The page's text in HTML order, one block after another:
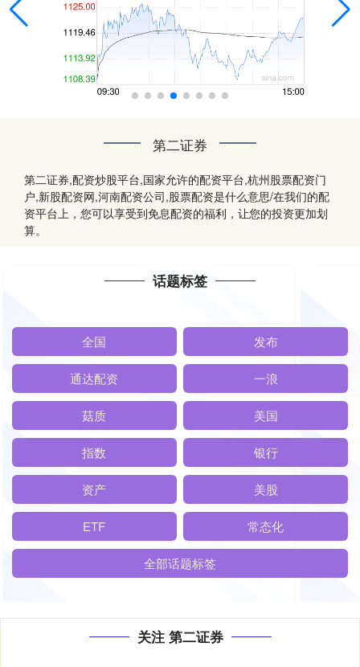
第二证券
第二证券,配资炒股平台,国家允许的配资平台,杭州股票配资门
户,新股配资网,河南配资公司,股票配资是什么意思/在我们的配
资平台上，您可以享受到免息配资的福利，让您的投资更加划
算。
话题标签
全国 发布
通达配资 一浪
菇质 美国
指数 银行
资产 美股
ETF 常态化
全部话题标签
关注 第二证券